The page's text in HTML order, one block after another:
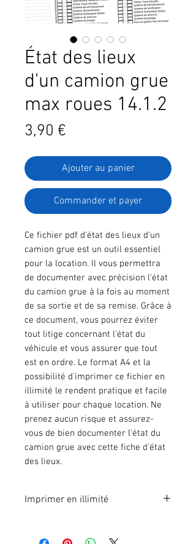
État des lieux
d'un camion grue
max roues 14.1.2
3,90 €
Ajouter au panier
Commander et payer
Ce fichier pdf d'état des lieux d'un
camion grue est un outil essentiel
pour la location. Il vous permettra
de documenter avec précision l'état
du camion grue à la fois au moment
de sa sortie et de sa remise. Grâce à
ce document, vous pourrez éviter
tout litige concernant l'état du
véhicule et vous assurer que tout
est en ordre. Le format A4 et la
possibilité d'imprimer ce fichier en
illimité le rendent pratique et facile
à utiliser pour chaque location. Ne
prenez aucun risque et assurez-
vous de bien documenter l'état du
camion grue avec cette fiche d'état
des lieux.
Imprimer en illimité
illimité. Pour 1 poste.